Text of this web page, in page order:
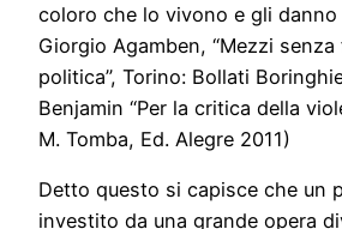
coloro che lo vivono e gli danno
Giorgio Agamben, “Mezzi
politica”, Torino: Bollati
Benjamin “Per la critica della
M. Tomba, Ed. Alegre 2011)
Detto questo si capisce che un
investito da una grande opera